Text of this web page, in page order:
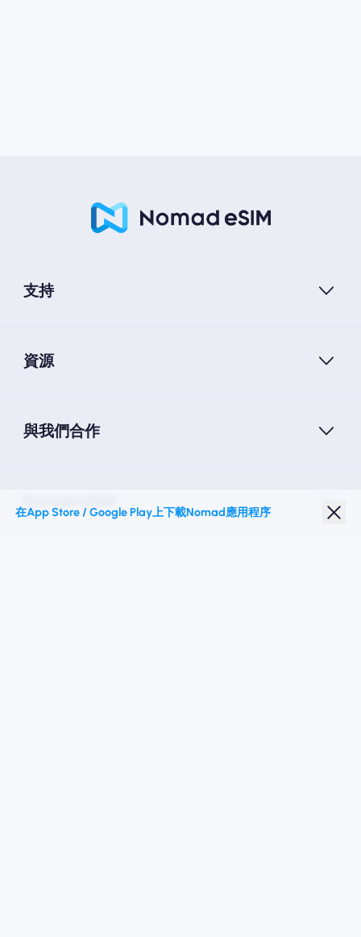
支持
資源
與我們合作
在App Store / Google Play上下載Nomad應用程序